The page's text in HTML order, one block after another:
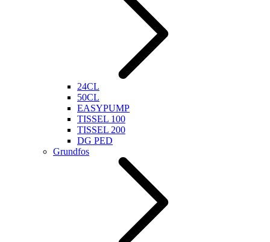
24CL
50CL
EASYPUMP
TISSEL 100
TISSEL 200
DG PED
Grundfos